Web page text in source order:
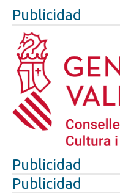
Publicidad
Publicidad
Publicidad